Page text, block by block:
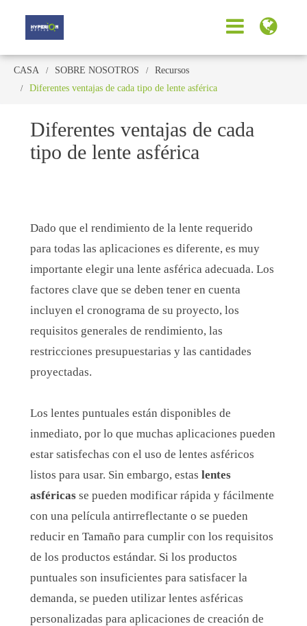
CASA SOBRE NOSOTROS
Recursos
Diferentes ventajas de cada tipo de lente asférica
Diferentes ventajas de cada
tipo de lente asférica
Dado que el rendimiento de la lente requerido
para todas las aplicaciones es diferente, es muy
importante elegir una lente asférica adecuada. Los
factores clave que se deben tener en cuenta
incluyen el cronograma de su proyecto, los
requisitos generales de rendimiento, las
restricciones presupuestarias y las cantidades
proyectadas.
Los lentes puntuales están disponibles de
inmediato, por lo que muchas aplicaciones pueden
estar satisfechas con el uso de lentes asféricos
listos para usar. Sin embargo, estaslentes
asféricas se pueden modificar rápida y fácilmente
con una película antirreflectante o se pueden
reducir en Tamaño para cumplir con los requisitos
de los productos estándar. Si los productos
puntuales son insuficientes para satisfacer la
demanda, se pueden utilizar lentes asféricas
personalizadas para aplicaciones de creación de